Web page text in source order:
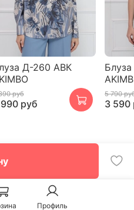
Д-260 АВК
руб
руб
5 790
3 590
Профиль